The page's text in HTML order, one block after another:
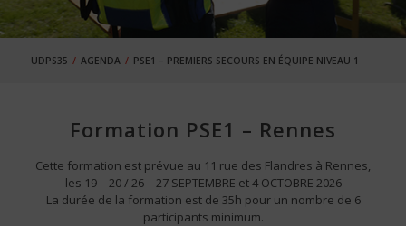
UDPS35 AGENDA PSE1 – PREMIERS SECOURS EN ÉQUIPE NIVEAU 1
Formation PSE1 – Rennes
Cette formation est prévue au 11 rue des Flandres à Rennes,
les 19 – 20 / 26 – 27 SEPTEMBRE et 4 OCTOBRE 2026
La durée de la formation est de 35h pour un nombre de 6
participants minimum.